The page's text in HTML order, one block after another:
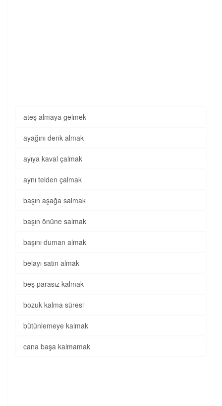
ateş almaya gelmek
ayağını denk almak
ayıya kaval çalmak
aynı telden çalmak
başın aşağa salmak
başın önüne salmak
başını duman almak
belayı satın almak
beş parasız kalmak
bozuk kalma süresi
bütünlemeye kalmak
cana başa kalmamak